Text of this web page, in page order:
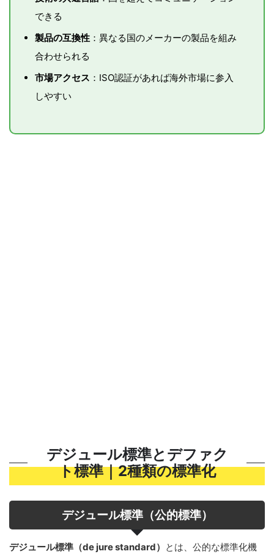
できる
製品の互換性 ：異なる国のメーカーの製品を組み
合わせられる
市場アクセス ：ISO認証があれば海外市場に参入
しやすい
デジュール標準とデファク
ト標準｜2種類の標準化
デジュール標準（公的標準）
デジュール標準（de jure standard） とは、公的な標準化機